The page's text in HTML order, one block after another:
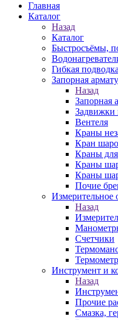
Главная
Каталог
Назад
Каталог
Быстросъёмы,
Гибкая подводка
Запорная
Назад
Запорная
Задвижки
Вентеля
Краны
Кран
Краны
Краны
Краны
Почие
Измерительное
Назад
Счетчики
Инструмент и
Назад
Прочие
Смазка,